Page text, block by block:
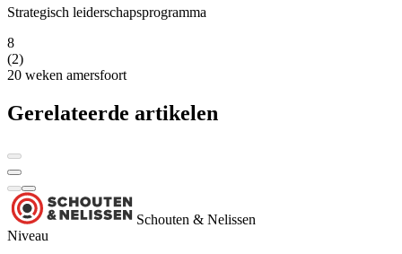
Strategisch leiderschapsprogramma
8
(2)
20 weken amersfoort
Gerelateerde artikelen
Schouten & Nelissen
Niveau